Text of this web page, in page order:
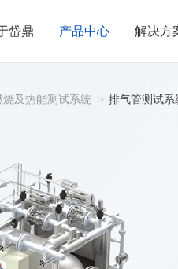
岱鼎 产品中心 解决方
烧及热能测试系统 > 排气管测试系